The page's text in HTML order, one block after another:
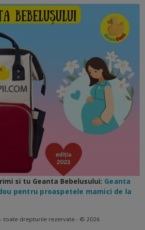
si tu Geanta Bebelusului: Geanta
pentru proaspetele mamici de la
toate drepturile rezervate - © 2026